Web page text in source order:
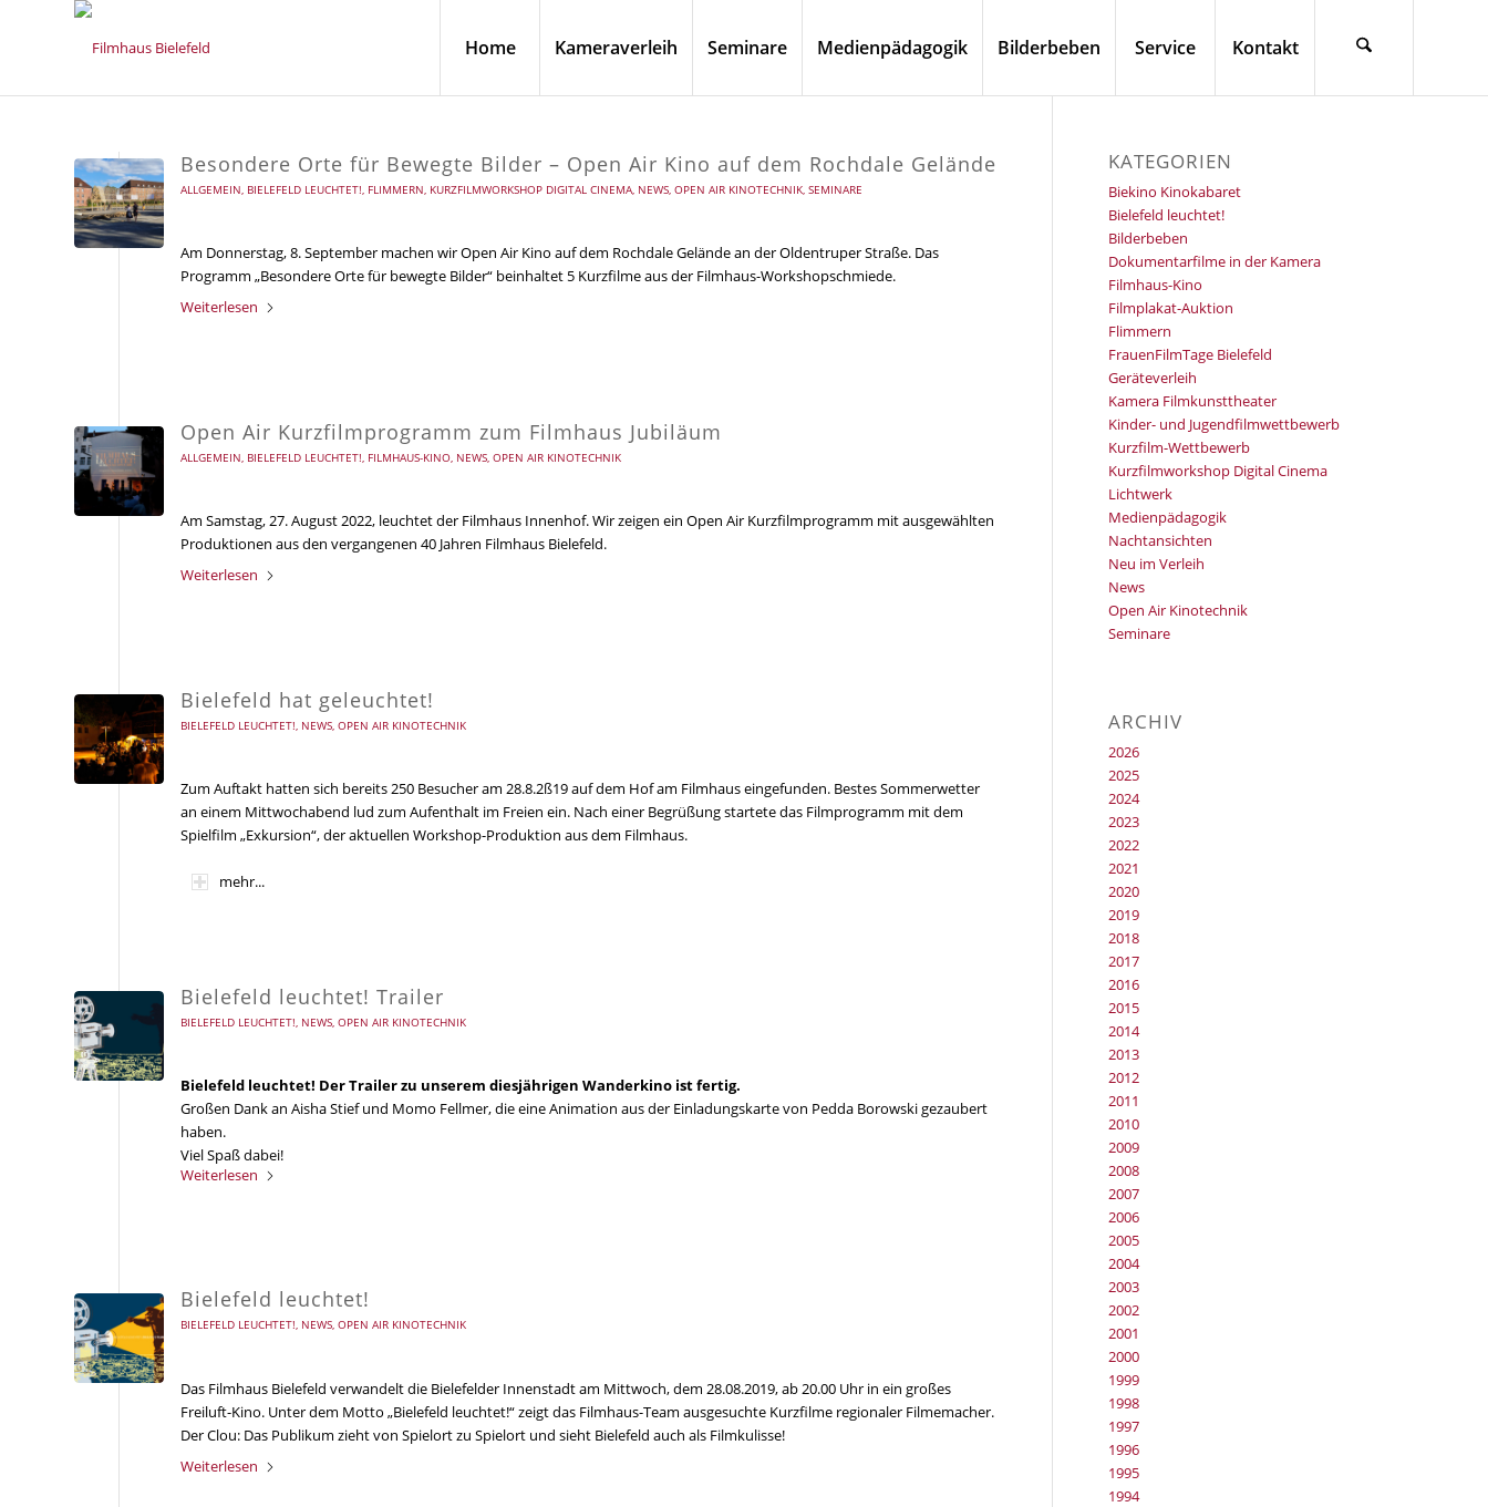
Home Kameraverleih Seminare Medienpädagogik Bilderbeben Service Kontakt
Besondere Orte für Bewegte Bilder – Open Air Kino auf dem Rochdale Gelände
ALLGEMEIN, BIELEFELD LEUCHTET!, FLIMMERN, KURZFILMWORKSHOP DIGITAL CINEMA, NEWS, OPEN AIR KINOTECHNIK, SEMINARE
Am Donnerstag, 8. September machen wir Open Air Kino auf dem Rochdale Gelände an der Oldentruper Straße. Das
Programm „Besondere Orte für bewegte Bilder“ beinhaltet 5 Kurzfilme aus der Filmhaus-Workshopschmiede.
Weiterlesen
Open Air Kurzfilmprogramm zum Filmhaus Jubiläum
ALLGEMEIN, BIELEFELD LEUCHTET!, FILMHAUS-KINO, NEWS, OPEN AIR KINOTECHNIK
Am Samstag, 27. August 2022, leuchtet der Filmhaus Innenhof. Wir zeigen ein Open Air Kurzfilmprogramm mit ausgewählten
Produktionen aus den vergangenen 40 Jahren Filmhaus Bielefeld.
Weiterlesen
Bielefeld hat geleuchtet!
BIELEFELD LEUCHTET!, NEWS, OPEN AIR KINOTECHNIK
Zum Auftakt hatten sich bereits 250 Besucher am 28.8.2ß19 auf dem Hof am Filmhaus eingefunden. Bestes Sommerwetter
an einem Mittwochabend lud zum Aufenthalt im Freien ein. Nach einer Begrüßung startete das Filmprogramm mit dem
Spielfilm „Exkursion“, der aktuellen Workshop-Produktion aus dem Filmhaus.
mehr...
Bielefeld leuchtet! Trailer
BIELEFELD LEUCHTET!, NEWS, OPEN AIR KINOTECHNIK
Bielefeld leuchtet! Der Trailer zu unserem diesjährigen Wanderkino ist fertig.
Großen Dank an Aisha Stief und Momo Fellmer, die eine Animation aus der Einladungskarte von Pedda Borowski gezaubert
haben.
Viel Spaß dabei!
Weiterlesen
Bielefeld leuchtet!
BIELEFELD LEUCHTET!, NEWS, OPEN AIR KINOTECHNIK
Das Filmhaus Bielefeld verwandelt die Bielefelder Innenstadt am Mittwoch, dem 28.08.2019, ab 20.00 Uhr in ein großes
Freiluft-Kino. Unter dem Motto „Bielefeld leuchtet!“ zeigt das Filmhaus-Team ausgesuchte Kurzfilme regionaler Filmemacher.
Der Clou: Das Publikum zieht von Spielort zu Spielort und sieht Bielefeld auch als Filmkulisse!
Weiterlesen
KATEGORIEN
Biekino Kinokabaret
Bielefeld leuchtet!
Bilderbeben
Dokumentarfilme in der Kamera
Filmhaus-Kino
Filmplakat-Auktion
Flimmern
FrauenFilmTage Bielefeld
Geräteverleih
Kamera Filmkunsttheater
Kinder- und Jugendfilmwettbewerb
Kurzfilm-Wettbewerb
Kurzfilmworkshop Digital Cinema
Lichtwerk
Medienpädagogik
Nachtansichten
Neu im Verleih
News
Open Air Kinotechnik
Seminare
ARCHIV
2026
2025
2024
2023
2022
2021
2020
2019
2018
2017
2016
2015
2014
2013
2012
2011
2010
2009
2008
2007
2006
2005
2004
2003
2002
2001
2000
1999
1998
1997
1996
1995
1994